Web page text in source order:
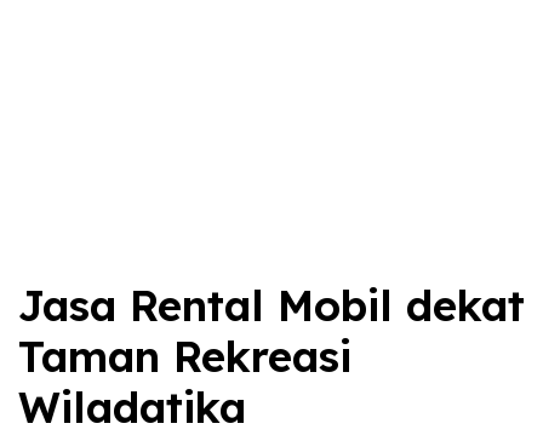
Jasa Rental Mobil dekat
Taman Rekreasi
Wiladatika